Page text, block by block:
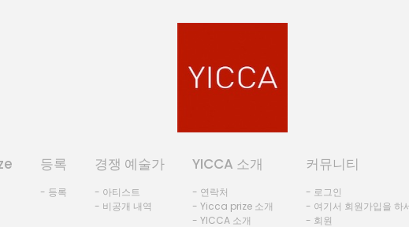
등록
- 등록
경쟁 예술가
- 아티스트
- 비공개 내역
YICCA 소개
- 연락처
- Yicca prize 소개
- YICCA 소개
커뮤니티
- 로그인
- 여기서 회원가입을 하
- 회원